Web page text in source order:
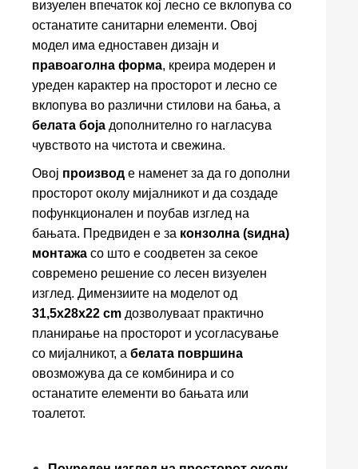
визуелен впечаток кој лесно се вклопува со
останатите санитарни елементи. Овој
модел има едноставен дизајн и
правоаголна форма, креира модерен и
уреден карактер на просторот и лесно се
вклопува во различни стилови на бања, а
белата боја дополнително го нагласува
чувството на чистота и свежина.
Овој производ е наменет за да го дополни
просторот околу мијалникот и да создаде
пофункционален и поубав изглед на
бањата. Предвиден е за конзолна (ѕидна)
монтажа со што е соодветен за секое
современо решение со лесен визуелен
изглед. Димензиите на моделот од
31,5x28x22 cm дозволуваат практично
планирање на просторот и усогласување
со мијалникот, а белата површина
овозможува да се комбинира и со
останатите елементи во бањата или
тоалетот.